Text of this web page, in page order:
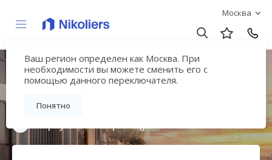
Москва
Ваш регион определен как Москва. При
необходимости вы можете сменить его с
помощью данного переключателя.
Понятно
Мультиквартал
«ВЕЕР»